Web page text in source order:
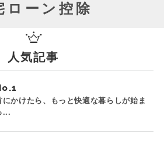
ローン控除
人気記事
にかけたら、もっと快適な暮らしが始ま
...